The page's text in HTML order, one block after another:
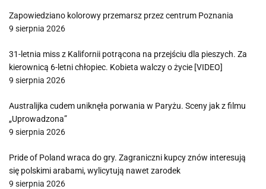
Zapowiedziano kolorowy przemarsz przez centrum Poznania
9 sierpnia 2026
31-letnia miss z Kalifornii potrącona na przejściu dla pieszych. Za
kierownicą 6-letni chłopiec. Kobieta walczy o życie [VIDEO]
9 sierpnia 2026
Australijka cudem uniknęła porwania w Paryżu. Sceny jak z filmu
„Uprowadzona”
9 sierpnia 2026
Pride of Poland wraca do gry. Zagraniczni kupcy znów interesują
się polskimi arabami, wylicytują nawet zarodek
9 sierpnia 2026